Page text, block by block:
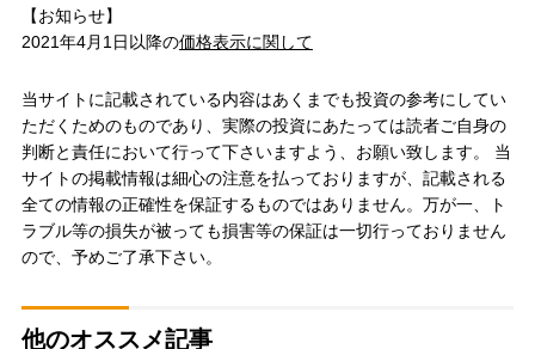
【お知らせ】
2021年4月1日以降の価格表示に関して
当サイトに記載されている内容はあくまでも投資の参考にしてい
ただくためのものであり、実際の投資にあたっては読者ご自身の
判断と責任において行って下さいますよう、お願い致します。 当
サイトの掲載情報は細心の注意を払っておりますが、記載される
全ての情報の正確性を保証するものではありません。万が一、ト
ラブル等の損失が被っても損害等の保証は一切行っておりません
ので、予めご了承下さい。
他のオススメ記事